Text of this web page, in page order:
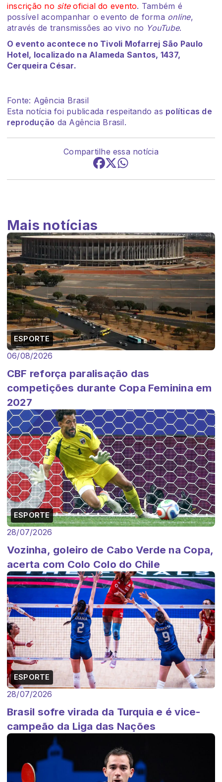
inscrição no siteoficial do evento. Também é
possível acompanhar o evento de forma online,
através de transmissões ao vivo no YouTube.
O evento acontece no Tivoli Mofarrej São Paulo
Hotel, localizado na Alameda Santos, 1437,
Cerqueira César.
Fonte: Agência Brasil
Esta notícia foi publicada respeitando as políticas de
reprodução da Agência Brasil.
Compartilhe essa notícia
Mais notícias
ESPORTE
06/08/2026
CBF reforça paralisação das
competições durante Copa Feminina em
2027
ESPORTE
28/07/2026
Vozinha, goleiro de Cabo Verde na Copa,
acerta com Colo Colo do Chile
ESPORTE
28/07/2026
Brasil sofre virada da Turquia e é vice-
campeão da Liga das Nações